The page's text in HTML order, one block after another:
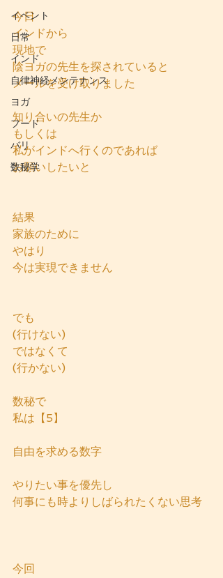
イベント
日常
インド
自律神経メンテナンス
ヨガ
フード
バリ
数秘学
今日
インドから
現地で
陰ヨガの先生を探されていると
メールを受け取りました
知り合いの先生か
もしくは
私がインドへ行くのであれば
お願いしたいと
結果
家族のために
やはり
今は実現できません
でも
(行けない)
ではなくて
(行かない)
数秘で
私は【5】
自由を求める数字
やりたい事を優先し
何事にも時よりしばられたくない思考
今回